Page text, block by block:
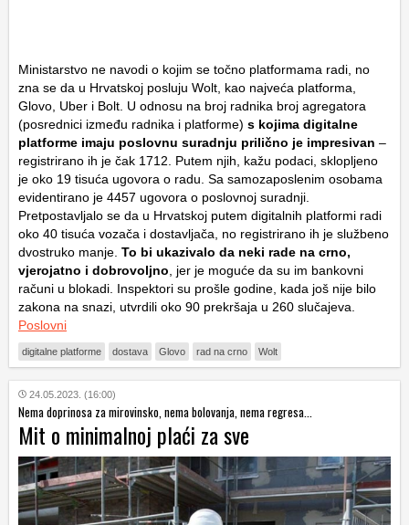
Ministarstvo ne navodi o kojim se točno platformama radi, no
zna se da u Hrvatskoj posluju Wolt, kao najveća platforma,
Glovo, Uber i Bolt. U odnosu na broj radnika broj agregatora
(posrednici između radnika i platforme) s kojima digitalne
platforme imaju poslovnu suradnju prilično je impresivan –
registrirano ih je čak 1712. Putem njih, kažu podaci, sklopljeno
je oko 19 tisuća ugovora o radu. Sa samozaposlenim osobama
evidentirano je 4457 ugovora o poslovnoj suradnji.
Pretpostavljalo se da u Hrvatskoj putem digitalnih platformi radi
oko 40 tisuća vozača i dostavljača, no registrirano ih je službeno
dvostruko manje. To bi ukazivalo da neki rade na crno,
vjerojatno i dobrovoljno , jer je moguće da su im bankovni
računi u blokadi. Inspektori su prošle godine, kada još nije bilo
zakona na snazi, utvrdili oko 90 prekršaja u 260 slučajeva.
Poslovni
digitalne platforme dostava Glovo rad na crno Wolt
24.05.2023. (16:00)
Nema doprinosa za mirovinsko, nema bolovanja, nema regresa...
Mit o minimalnoj plaći za sve